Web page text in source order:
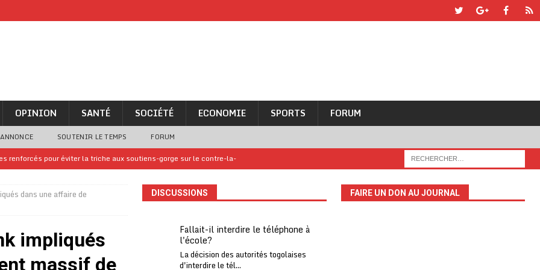
OPINION SANTÉ SOCIÉTÉ ECONOMIE SPORTS FORUM
SOUTENIR LE TEMPS FORUM
renforcés pour éviter la triche aux soutiens-gorge sur le contre-la-
confirme sa présence à la fête nationale
A LA UNE
de loterie gagnant que son propriétaire avait envoyé à un proche
dans une affaire de
impliqués
massif de
DISCUSSIONS
Fallait-il interdire le téléphone à
l'école?
La décision des autorités togolaises
d'interdire le tél...
FAIRE UN DON AU JOURNAL